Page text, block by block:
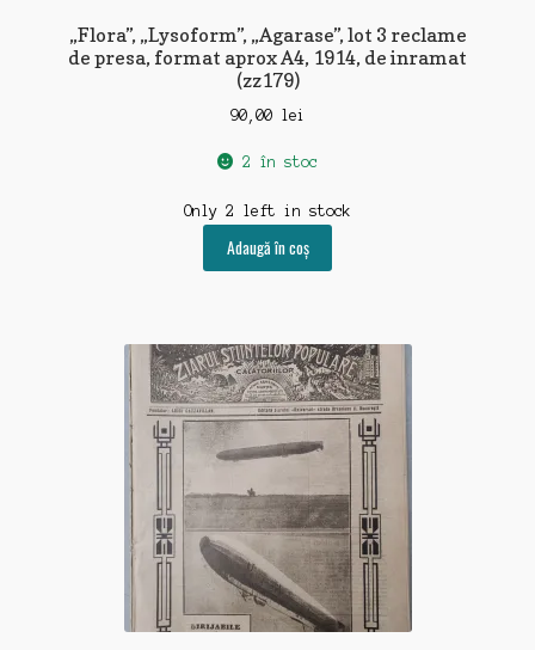
„Flora”, „Lysoform”, „Agarase”, lot 3 reclame
de presa, format aprox A4, 1914, de inramat
(zz179)
90,00 lei
2 în stoc
Only 2 left in stock
Adaugă în coș